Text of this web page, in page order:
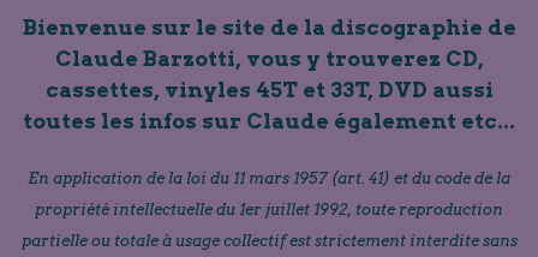
Bienvenue sur le site de la discographie de
Claude Barzotti, vous y trouverez CD,
cassettes, vinyles 45T et 33T, DVD aussi
toutes les infos sur Claude également etc...
En application de la loi du 11 mars 1957 (art. 41) et du code de la
propriété intellectuelle du 1er juillet 1992, toute reproduction
partielle ou totale à usage collectif est strictement interdite sans